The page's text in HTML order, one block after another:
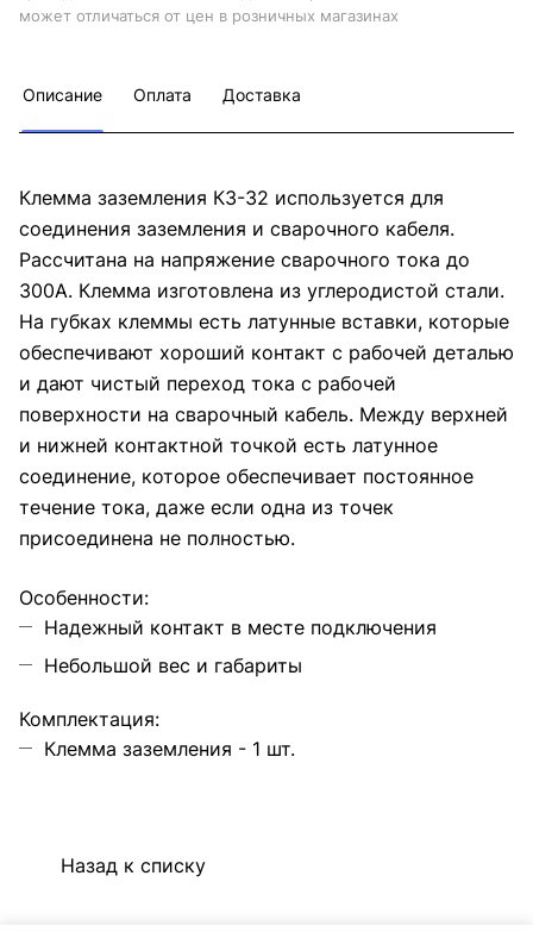
может отличаться от цен в розничных магазинах
Описание Оплата Доставка
Клемма заземления КЗ-32 используется для
соединения заземления и сварочного кабеля.
Рассчитана на напряжение сварочного тока до
300А. Клемма изготовлена из углеродистой стали.
На губках клеммы есть латунные вставки, которые
обеспечивают хороший контакт с рабочей деталью
и дают чистый переход тока с рабочей
поверхности на сварочный кабель. Между верхней
и нижней контактной точкой есть латунное
соединение, которое обеспечивает постоянное
течение тока, даже если одна из точек
присоединена не полностью.
Особенности:
Надежный контакт в месте подключения
Небольшой вес и габариты
Комплектация:
Клемма заземления - 1 шт.
Назад к списку